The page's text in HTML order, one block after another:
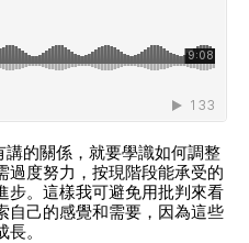
的關係，就要學識如何調整
過度努力，按現階段能承受的
步。這樣我可避免用批判來看
自己的感覺和需要，因為這些
。